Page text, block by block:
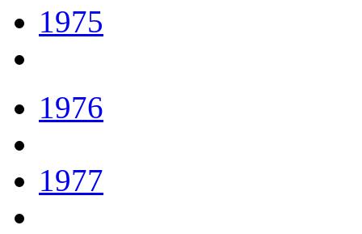
1975
1976
1977